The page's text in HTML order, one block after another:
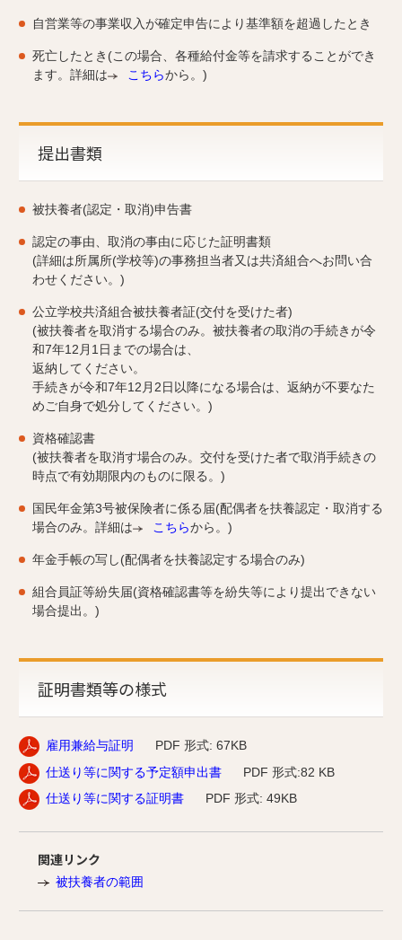
自営業等の事業収入が確定申告により基準額を超過したとき
死亡したとき(この場合、各種給付金等を請求することができ
ます。詳細は
こちらから。)
提出書類
被扶養者(認定・取消)申告書
認定の事由、取消の事由に応じた証明書類
(詳細は所属所(学校等)の事務担当者又は共済組合へお問い合
わせください。)
公立学校共済組合被扶養者証(交付を受けた者)
(被扶養者を取消する場合のみ。被扶養者の取消の手続きが令
和7年12月1日までの場合は、
返納してください。
手続きが令和7年12月2日以降になる場合は、返納が不要なた
めご自身で処分してください。)
資格確認書
(被扶養者を取消す場合のみ。交付を受けた者で取消手続きの
時点で有効期限内のものに限る。)
国民年金第3号被保険者に係る届(配偶者を扶養認定・取消する
場合のみ。詳細は
こちらから。)
年金手帳の写し(配偶者を扶養認定する場合のみ)
組合員証等紛失届(資格確認書等を紛失等により提出できない
場合提出。)
証明書類等の様式
雇用兼給与証明
PDF 形式: 67KB
仕送り等に関する予定額申出書
PDF 形式:82 KB
仕送り等に関する証明書
PDF 形式: 49KB
関連リンク
被扶養者の範囲